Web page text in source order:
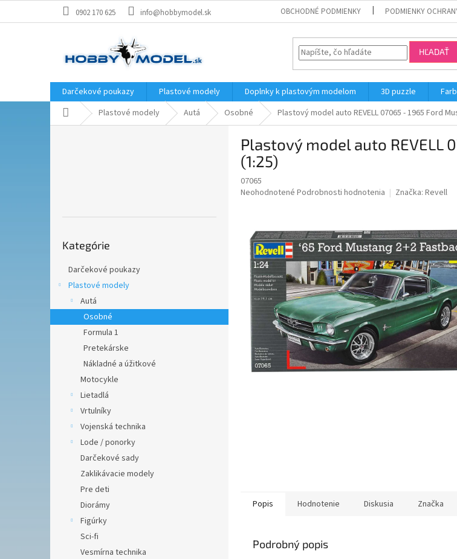
0902 170 625 info@hobbymodel.sk OBCHODNÉ PODMIENKY PODMIENKY
HĽADAŤ
Darčekové poukazy Plastové modely Doplnky k plastovým modelom 3D puzzle
DomovPlastové modely Autá Osobné Plastový model auto REVELL 07065 - 1965 Ford
kategórie
Kategórie
Darčekové poukazy
Plastové modely
Autá
Osobné
Formula 1
Pretekárske
Nákladné a úžitkové
Motocykle
Lietadlá
Vrtulníky
Vojenská technika
Lode / ponorky
Darčekové sady
Zaklikávacie modely
Pre deti
Diorámy
Figúrky
Sci-fi
Vesmírna technika
Plastový model auto REVELL
(1:25)
07065
Priemerné
0,0
hviezdičiek.
Neohodnotené Podrobnosti hodnotenia Značka: Revell
Popis Hodnotenie Diskusia Značka
Podrobný popis